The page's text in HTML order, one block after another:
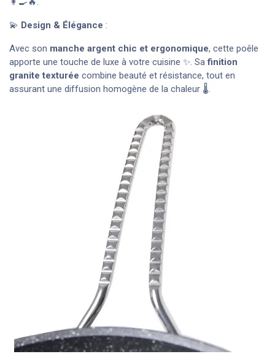
💫 Design & Élégance :
Avec son manche argent chic et ergonomique, cette poêle
apporte une touche de luxe à votre cuisine ✨. Safinition
granite texturée combine beauté et résistance, tout en
assurant une diffusion homogène de la chaleur 🌡️.